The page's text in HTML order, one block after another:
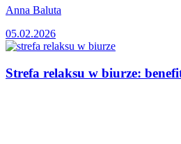
Anna Baluta
05.02.2026
Strefa relaksu w biurze: